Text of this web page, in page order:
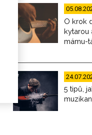
O krok
kytarou
mámu-
5 tipů,